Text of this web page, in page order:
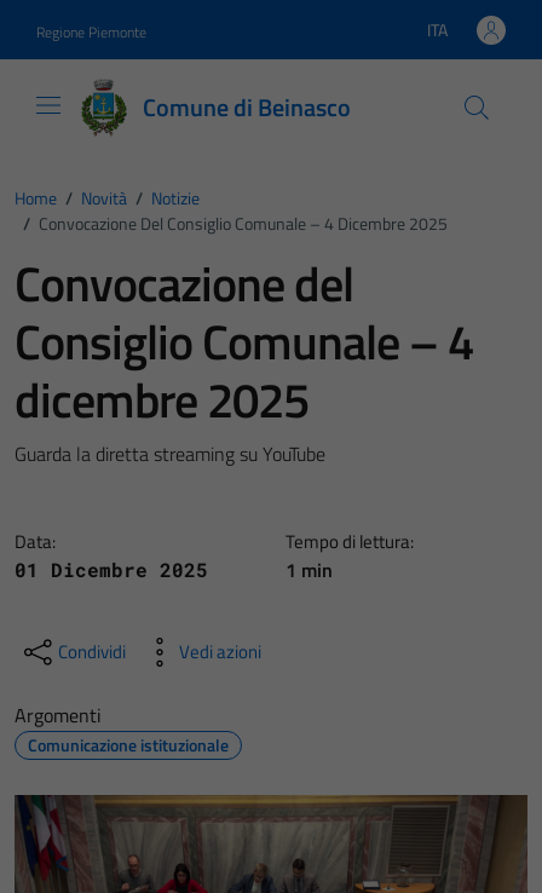
Regione Piemonte Lingua attiva:
ITA
Comune di Beinasco
Home / Novità / Notizie
/ Convocazione Del Consiglio Comunale – 4 Dicembre 2025
Convocazione del
Consiglio Comunale – 4
dicembre 2025
Guarda la diretta streaming su YouTube
Data:
01 Dicembre 2025
Tempo di lettura:
1 min
Condividi Vedi azioni
Argomenti
Comunicazione istituzionale